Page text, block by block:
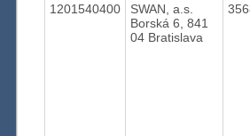
1201540400
SWAN, a.s.
Borská 6, 841
04 Bratislava